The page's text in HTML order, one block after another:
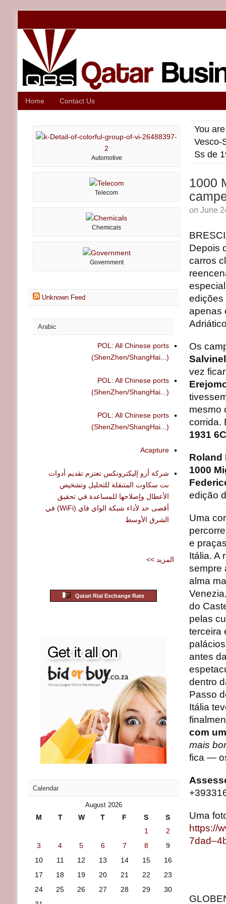
Home Contact Us
You
Vesco-
Ss de
1000
on June
Depois
carros
edições
apenas
Os
vez
mesmo
corrida.
1931
Roland
1000
edição
Uma
e
Itália. A
sempre
alma
do
pelas
terceira
antes
dentro
Passo
Itália
com
mais
fica —
Uma
https://
Automotive
Telecom
Chemicals
Government
Unknown Feed
Arabic
POL: All Chinese ports
(ShenZhen/ShangHai...)
POL: All Chinese ports
(ShenZhen/ShangHai...)
POL: All Chinese ports
(ShenZhen/ShangHai...)
Acapture
شركة أرو إليكترونكس تعتزم تقديم أدوات
نت سكاوت المتنقلة للتحليل وتشخيص
الأعطال وإصلاحها للمساعدة في تحقيق
أقصى حد لأداء شبكة الواي فاي (WiFi) في
الشرق الأوسط
<< المزيد
Qatari Rial Exchange Rate
Calendar
August 2026
M T W T F S
S
1
2
3
4 5 6 7 8
9
10
11 12 13 14 15
16
17
18 19 20 21 22
23
24
25 26 27 28 29
30